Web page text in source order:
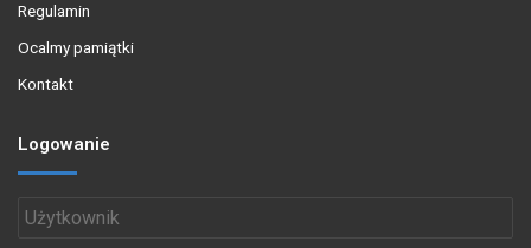
Regulamin
Ocalmy pamiątki
Kontakt
Logowanie